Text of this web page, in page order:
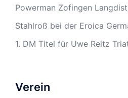
Powerman Zofingen
Stahlroß bei der Eroica
1. DM Titel für Uwe Reitz
Verein